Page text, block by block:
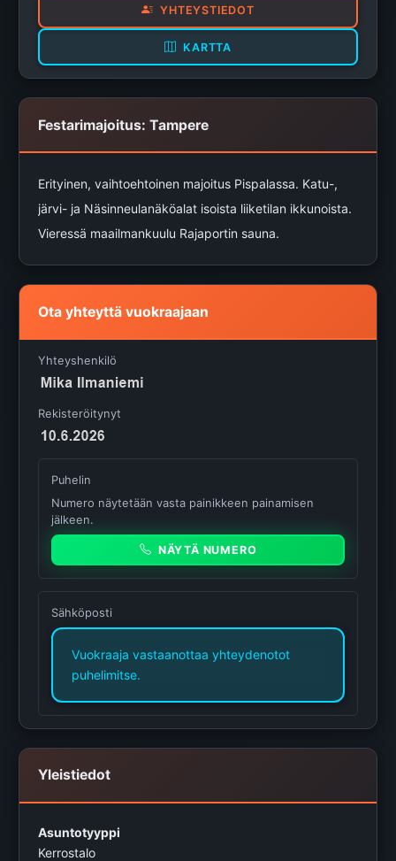
YHTEYSTIEDOT
KARTTA
Festarimajoitus: Tampere
Erityinen, vaihtoehtoinen majoitus Pispalassa. Katu-,
järvi- ja Näsinneulanäköalat isoista liiketilan ikkunoista.
Vieressä maailmankuulu Rajaportin sauna.
Ota yhteyttä vuokraajaan
Yhteyshenkilö
Rekisteröitynyt
Puhelin
Numero näytetään vasta painikkeen painamisen
jälkeen.
NÄYTÄ NUMERO
Sähköposti
Vuokraaja vastaanottaa yhteydenotot
puhelimitse.
Yleistiedot
Asuntotyyppi
Kerrostalo